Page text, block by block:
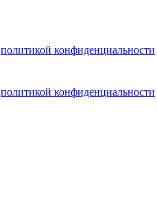
политикой конфиденциальности
политикой конфиденциальности